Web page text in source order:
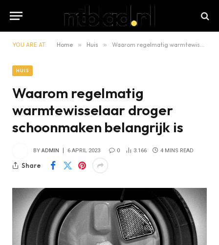
YOU ARE AT: Home » Huis » Waarom regelmatig warmtewisselaar droger schoonmaken belangrijk is
HUIS
Waarom regelmatig
warmtewisselaar droger
schoonmaken belangrijk is
BY ADMIN 6 APRIL 2023 0 3.166 4 MINS READ
Share